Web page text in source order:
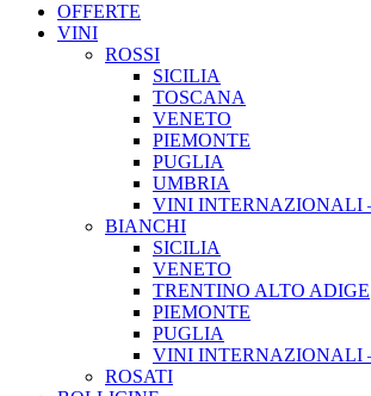
OFFERTE
VINI
ROSSI
SICILIA
TOSCANA
VENETO
PIEMONTE
PUGLIA
UMBRIA
VINI INTERNAZIONALI
BIANCHI
SICILIA
VENETO
TRENTINO ALTO ADIGE
PIEMONTE
PUGLIA
VINI INTERNAZIONALI
ROSATI